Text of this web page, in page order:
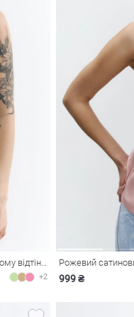
Сатиновий топ на тонких бретелях у м'ятному відтінку
+2
Рожевий
999 ₴